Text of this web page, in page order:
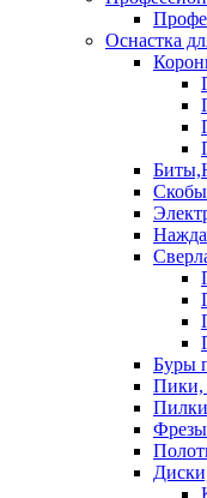
Оснастка
Буры
Пики,
Пилки
Фрезы